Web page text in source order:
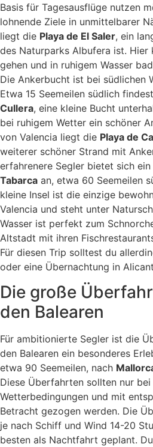
Basis für Tagesausflüge nutzen
lohnende Ziele in unmittelbarer
liegt die Playa de El Saler, ein
des Naturparks Albufera ist. Hier
gehen und in ruhigem Wasser
Die Ankerbucht ist bei südlichen
Etwa 15 Seemeilen südlich
Cullera, eine kleine Bucht
bei ruhigem Wetter ein schöner
von Valencia liegt die Playa de
weiterer schöner Strand mit
erfahrenere Segler bietet sich
Tabarca an, etwa 60 Seemeilen
kleine Insel ist die einzige
Valencia und steht unter
Wasser ist perfekt zum
Altstadt mit ihren
Für diesen Trip solltest du
oder eine Übernachtung in
Die große
den Balearen
Für ambitionierte Segler ist die
den Balearen ein besonderes
etwa 90 Seemeilen, nach
Diese Überfahrten sollten nur
Wetterbedingungen und mit
Betracht gezogen werden. Die
je nach Schiff und Wind 14-20
besten als Nachtfahrt geplant.